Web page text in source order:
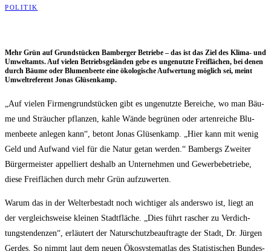
POLITIK
Mehr Grün auf Grund­stü­cken Bam­ber­ger Betrie­be – das ist das Ziel des Kli­ma- und
Umwelt­amts. Auf vie­len Betriebs­ge­län­den gebe es unge­nutz­te Frei­flä­chen, bei denen
durch Bäu­me oder Blu­men­bee­te eine öko­lo­gi­sche Auf­wer­tung mög­lich sei, meint
Umwelt­re­fe­rent Jonas Glüsenkamp.
„Auf vie­len Fir­men­grund­stü­cken gibt es unge­nutz­te Berei­che, wo man Bäu­
me und Sträu­cher pflan­zen, kah­le Wän­de begrü­nen oder arten­rei­che Blu­
men­bee­te anle­gen kann“, betont Jonas Glüsen­kamp. „Hier kann mit wenig
Geld und Auf­wand viel für die Natur getan wer­den.“ Bam­bergs Zwei­ter
Bür­ger­meis­ter appel­liert des­halb an Unter­neh­men und Gewer­be­be­trie­be,
die­se Frei­flä­chen durch mehr Grün aufzuwerten.
War­um das in der Welt­erbe­stadt noch wich­ti­ger als anders­wo ist, liegt an
der ver­gleichs­wei­se klei­nen Stadt­flä­che. „Dies führt rascher zu Ver­dich­
tungs­ten­den­zen“, erläu­tert der Natur­schutz­be­auf­trag­te der Stadt, Dr. Jür­gen
Ger­des. So nimmt laut dem neu­en Öko­sys­te­mat­las des Sta­tis­ti­schen Bun­des­